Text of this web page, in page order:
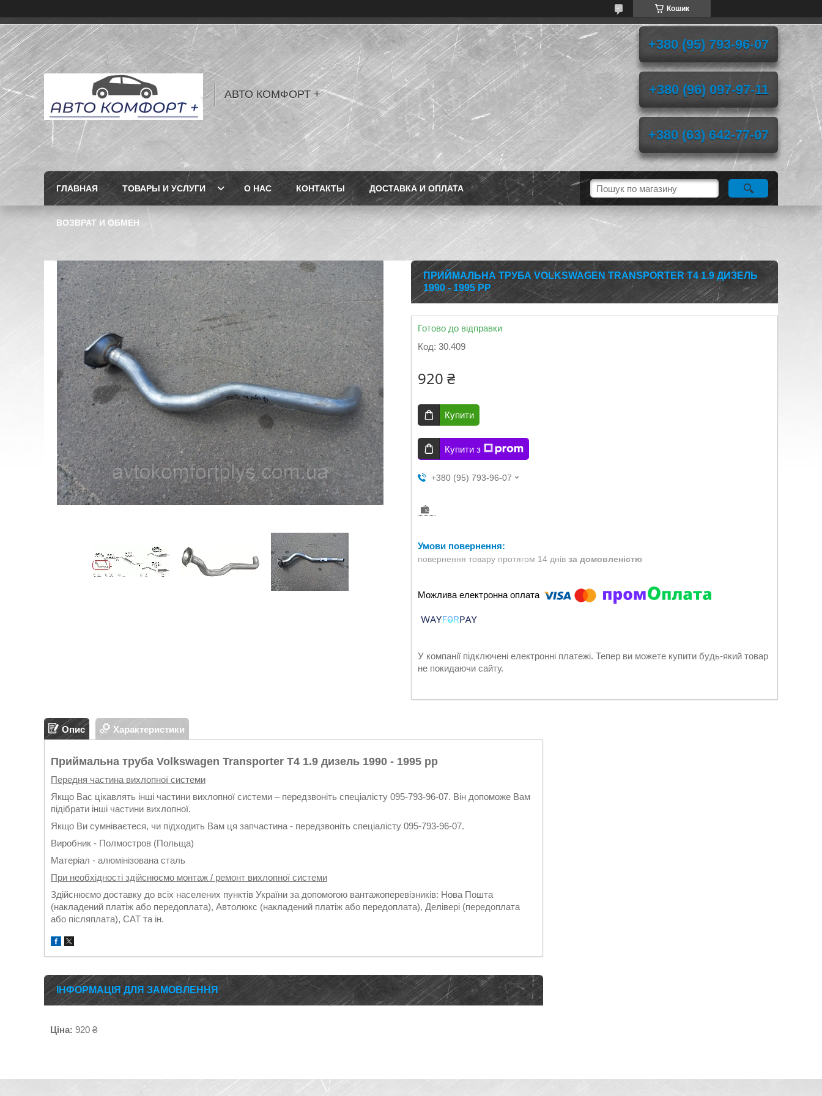
Кошик
АВТО КОМФОРТ +
+380 (95) 793-96-07
+380 (96) 097-97-11
+380 (63) 642-77-07
ГЛАВНАЯ ТОВАРЫ И УСЛУГИ О НАС КОНТАКТЫ ДОСТАВКА И ОПЛАТА
ВОЗВРАТ И ОБМЕН
ПРИЙМАЛЬНА ТРУБА VOLKSWAGEN TRANSPORTER T4 1.9 ДИЗЕЛЬ
1990 - 1995 РР
Готово до відправки
Код: 30.409
920 ₴
Купити
Купити з
+380 (95) 793-96-07
повернення товару протягом 14 днів за домовленістю
У компанії підключені електронні платежі. Тепер ви можете купити будь-який товар
не покидаючи сайту.
Опис Характеристики
Приймальна труба Volkswagen Transporter T4 1.9 дизель 1990 - 1995 рр
Передня частина вихлопної системи
Якщо Вас цікавлять інші частини вихлопної системи – передзвоніть спеціалісту 095-793-96-07. Він допоможе Вам
підібрати інші частини вихлопної.
Якщо Ви сумніваєтеся, чи підходить Вам ця запчастина - передзвоніть спеціалісту 095-793-96-07.
Виробник - Полмостров (Польща)
Матеріал - алюмінізована сталь
При необхідності здійснюємо монтаж / ремонт вихлопної системи
Здійснюємо доставку до всіх населених пунктів України за допомогою вантажоперевізників: Нова Пошта
(накладений платіж або передоплата), Автолюкс (накладений платіж або передоплата), Делівері (передоплата
або післяплата), САТ та ін.
ІНФОРМАЦІЯ ДЛЯ ЗАМОВЛЕННЯ
Ціна: 920 ₴